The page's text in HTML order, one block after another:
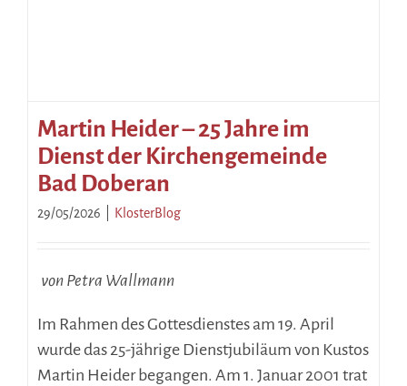
Martin Heider – 25 Jahre im
Dienst der Kirchengemeinde
Bad Doberan
29/05/2026 KlosterBlog
von Petra Wallmann
Im Rahmen des Gottesdienstes am 19. April
wurde das 25-jährige Dienstjubiläum von Kustos
Martin Heider begangen. Am 1. Januar 2001 trat